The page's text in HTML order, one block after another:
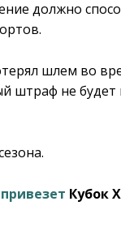
должно
шлем во
штраф не будет
привезет Кубок